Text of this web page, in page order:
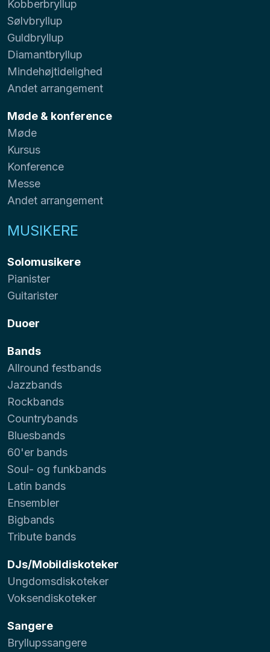
Kobberbryllup
Sølvbryllup
Guldbryllup
Diamantbryllup
Mindehøjtidelighed
Andet arrangement
Møde & konference
Møde
Kursus
Konference
Messe
Andet arrangement
MUSIKERE
Solomusikere
Pianister
Guitarister
Duoer
Bands
Allround festbands
Jazzbands
Rockbands
Countrybands
Bluesbands
60'er bands
Soul- og funkbands
Latin bands
Ensembler
Bigbands
Tribute bands
DJs/Mobildiskoteker
Ungdomsdiskoteker
Voksendiskoteker
Sangere
Bryllupssangere